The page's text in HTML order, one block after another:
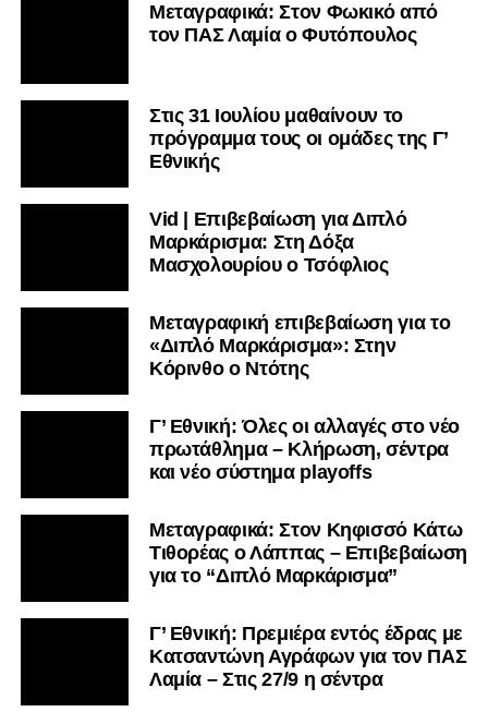
Μεταγραφικά: Στον Φωκικό από
τον ΠΑΣ Λαμία ο Φυτόπουλος
Στις 31 Ιουλίου μαθαίνουν το
πρόγραμμα τους οι ομάδες της Γ’
Εθνικής
Vid | Επιβεβαίωση για Διπλό
Μαρκάρισμα: Στη Δόξα
Μασχολουρίου ο Τσόφλιος
Μεταγραφική επιβεβαίωση για το
«Διπλό Μαρκάρισμα»: Στην
Κόρινθο ο Ντότης
Γ’ Εθνική: Όλες οι αλλαγές στο νέο
πρωτάθλημα – Κλήρωση, σέντρα
και νέο σύστημα playoffs
Μεταγραφικά: Στον Κηφισσό Κάτω
Τιθορέας ο Λάππας – Επιβεβαίωση
για το “Διπλό Μαρκάρισμα”
Γ’ Εθνική: Πρεμιέρα εντός έδρας με
Κατσαντώνη Αγράφων για τον ΠΑΣ
Λαμία – Στις 27/9 η σέντρα